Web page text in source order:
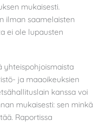
mukaisesti.
ilman saamelaisten
ei ole lupausten
yhteispohjoismaista
ja maaoikeuksien
kanssa voi
mukaisesti: sen minkä
Raportissa